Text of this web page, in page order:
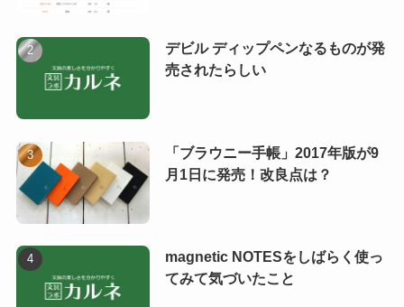
デビル ディップペンなるものが発
売されたらしい
「ブラウニー手帳」2017年版が9
月1日に発売！改良点は？
magnetic NOTESをしばらく使っ
てみて気づいたこと